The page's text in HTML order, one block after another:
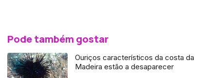
Pode também gostar
Ouriços característicos da costa da
Madeira estão a desaparecer